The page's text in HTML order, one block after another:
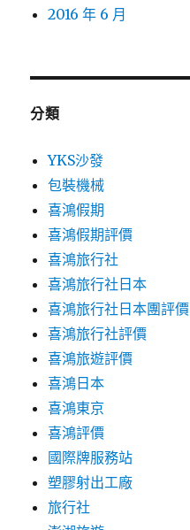
2016 年 6 月
分類
YKS沙發
包裝機械
喜鴻假期
喜鴻假期評價
喜鴻旅行社
喜鴻旅行社日本
喜鴻旅行社日本團評價
喜鴻旅行社評價
喜鴻旅遊評價
喜鴻日本
喜鴻東京
喜鴻評價
國際牌服務站
塑膠射出工廠
旅行社